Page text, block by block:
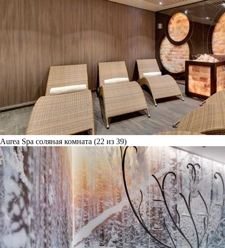
Aurea Spa соляная комната (22 из 39)